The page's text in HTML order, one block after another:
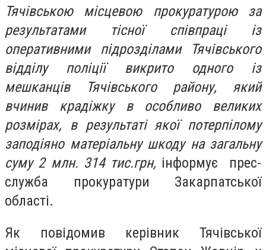
Тячівською місцевою прокуратурою за
результатами тісної співпраці із
оперативними підрозділами Тячівського
відділу поліції викрито одного із
мешканців Тячівського району, який
вчинив крадіжку в особливо великих
розмірах, в результаті якої потерпілому
заподіяно матеріальну шкоду на загальну
суму 2 млн. 314 тис.грн, інформує прес-
служба прокуратури Закарпатської
області.
Як повідомив керівник Тячівської